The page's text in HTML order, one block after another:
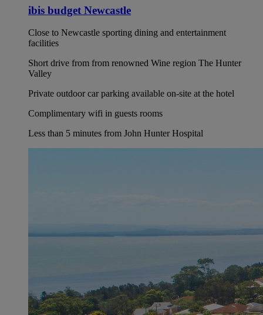
ibis budget Newcastle
Close to Newcastle sporting dining and entertainment
facilities
Short drive from from renowned Wine region The Hunter
Valley
Private outdoor car parking available on-site at the hotel
Complimentary wifi in guests rooms
Less than 5 minutes from John Hunter Hospital